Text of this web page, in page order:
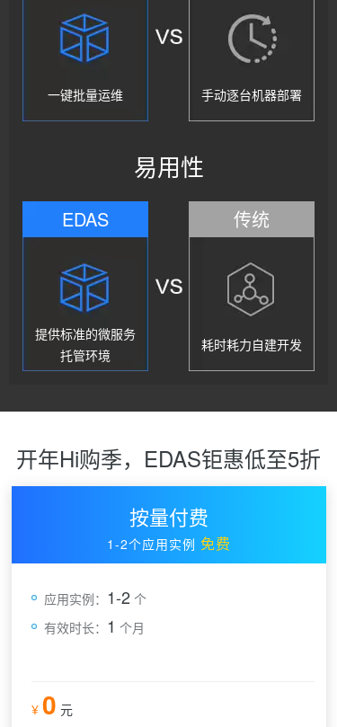
一键批量运维 手动逐台机器部署
易用性
EDAS
提供标准的微服务
托管环境
传统
耗时耗力自建开发
开年Hi购季，EDAS钜惠低至5折
按量付费
1-2个应用实例 免费
应用实例： 1-2个
有效时长： 1 个月
¥ 0 元